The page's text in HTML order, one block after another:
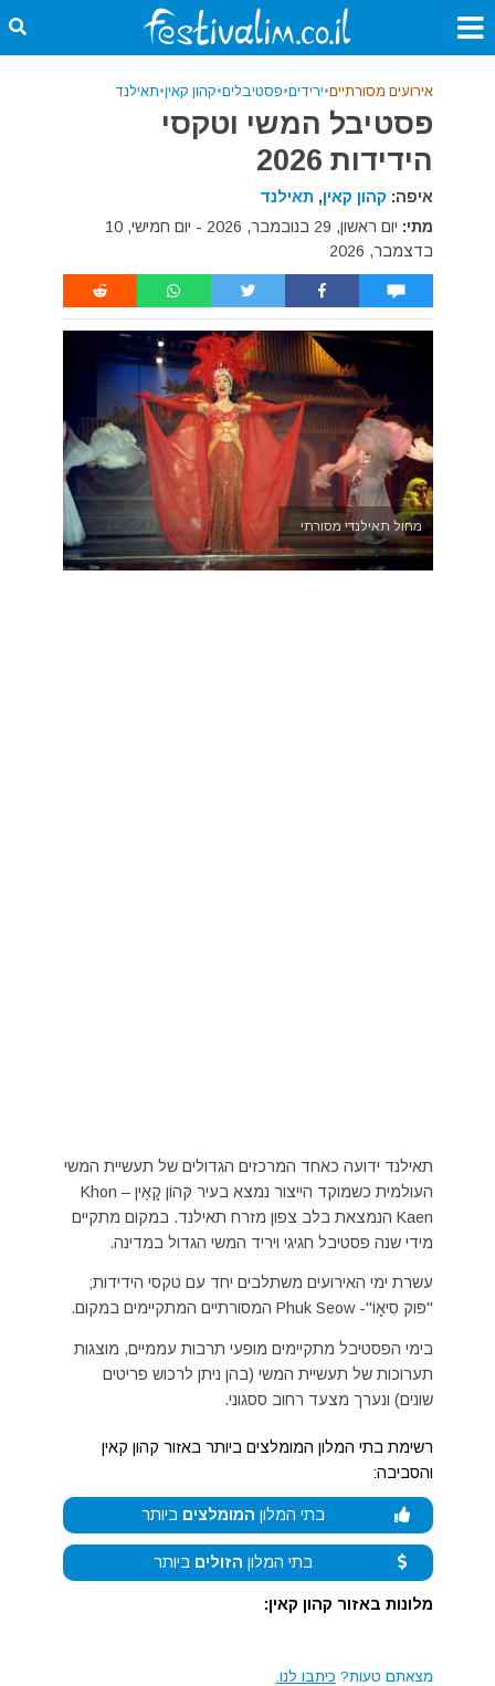
אירועים מסורתיים•ירידים•פסטיבלים•קהון קאין•תאילנד
פסטיבל המשי וטקסי
הידידות 2026
איפה: קהון קאין, תאילנד
מתי:
יום ראשון, 29 בנובמבר, 2026 - יום חמישי, 10
בדצמבר, 2026
מחול תאילנדי מסורתי
תאילנד ידועה כאחד המרכזים הגדולים של תעשיית המשי
העולמית כשמוקד הייצור נמצא בעיר קּהוֹן קָאֶין – Khon
Kaen הנמצאת בלב צפון מזרח תאילנד. במקום מתקיים
מידי שנה פסטיבל חגיגי ויריד המשי הגדול במדינה.
עשרת ימי האירועים משתלבים יחד עם טקסי הידידות;
"פּוק סִיאָוֹ"- Phuk Seow המסורתיים המתקיימים במקום.
בימי הפסטיבל מתקיימים מופעי תרבות עממיים, מוצגות
תערוכות של תעשיית המשי (בהן ניתן לרכוש פריטים
שונים) ונערך מצעד רחוב ססגוני.
רשימת בתי המלון המומלצים ביותר באזור קהון קאין
והסביבה:
בתי המלון המומלצים ביותר
בתי המלון הזולים ביותר
מלונות באזור קהון קאין:
מצאתם טעות? כיתבו לנו.